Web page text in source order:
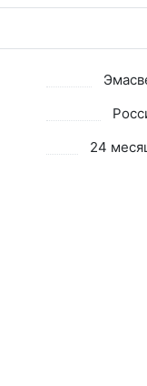
24